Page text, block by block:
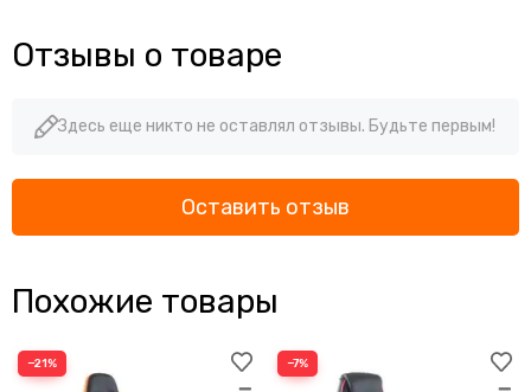
Отзывы о товаре
Здесь еще никто не оставлял отзывы. Будьте первым!
Оставить отзыв
Похожие товары
−21% −7%